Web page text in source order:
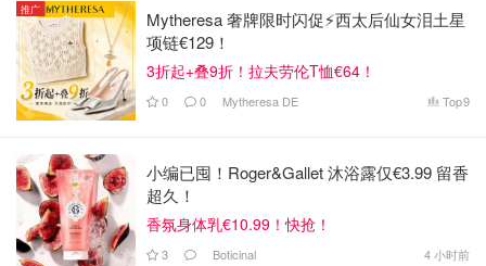
推广
Mytheresa 奢牌限时闪促⚡️西太后仙女泪土星
项链€129！
3折起+叠9折！拉夫劳伦T恤€64！
0 0 Mytheresa DE Top9
小编已囤！Roger&Gallet 沐浴露仅€3.99 留香
超久！
香氛身体乳€10.99！快抢！
3 Boticinal 4 小时前